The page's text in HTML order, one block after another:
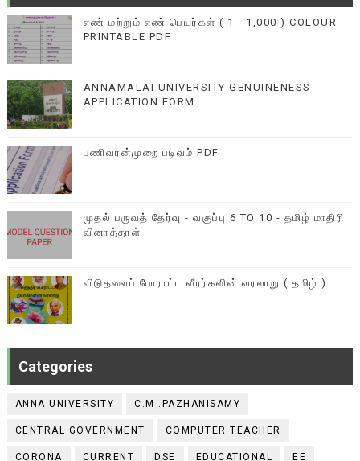
எண் மற்றும் எண் பெயர்கள் ( 1 - 1,000 ) COLOUR
PRINTABLE PDF
ANNAMALAI UNIVERSITY GENUINENESS
APPLICATION FORM
பணிவரன்முறை படிவம் PDF
முதல் பருவத் தேர்வு - வகுப்பு 6 TO 10 - தமிழ் மாதிரி
வினாத்தாள்
விடுதலைப் போராட்ட வீரர்களின் வரலாறு ( தமிழ் )
Categories
ANNA UNIVERSITY C.M .PAZHANISAMY
CENTRAL GOVERNMENT COMPUTER TEACHER
CORONA CURRENT DSE EDUCATIONAL EE